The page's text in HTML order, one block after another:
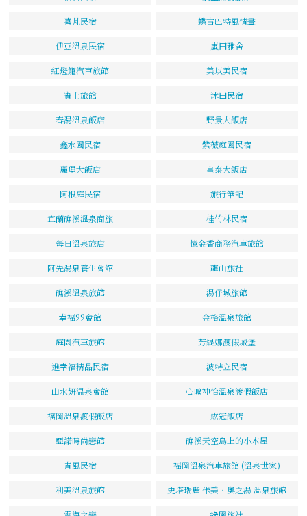
喜芃民宿 蝶古巴特風情畫
伊豆溫泉民宿 嵐田雅舍
紅燈籠汽車旅館 美以美民宿
賓士旅館 沐田民宿
春湯溫泉飯店 野景大飯店
鑫水園民宿 紫薇庭園民宿
麗堡大飯店 皇泰大飯店
阿根庭民宿 旅行筆記
宜蘭礁溪溫泉商旅 桂竹林民宿
每日溫泉旅店 憶金香商務汽車旅館
阿先湯泉養生會館 龍山旅社
礁溪溫泉旅館 湯仔城旅館
幸福99會館 金格溫泉旅館
庭園汽車旅館 芳緹娜渡假城堡
進幸福精品民宿 波特立民宿
山水妍温泉會館 心曠神怡溫泉渡假飯店
福岡溫泉渡假飯店 紘冠飯店
亞諾時尚戀館 礁溪天空島上的小木屋
青風民宿 福岡溫泉汽車旅館 (溫泉世家)
利美溫泉旅館 史塔瑞麗 佧美‧奧之湯 溫泉旅館